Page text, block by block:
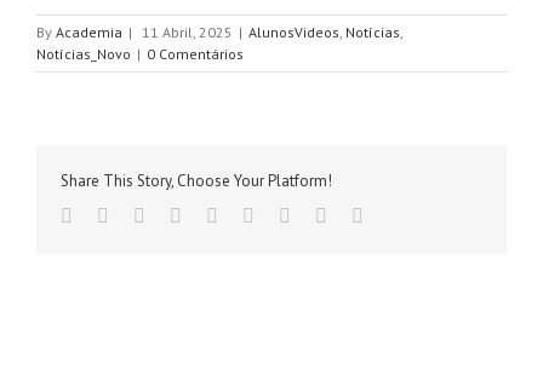
By Academia | 11 Abril, 2025 | AlunosVideos, Notícias,
Notícias_Novo | 0 Comentários
Share This Story, Choose Your Platform!
Facebook
TwitterLinkedin
Reddit TumblrGoogle+Pinterest